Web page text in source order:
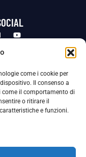
come i cookie per
Il consenso a
come il comportamento di
o ritirare il
e funzioni.
figura specializzata che vigila sulle modalità
personali.